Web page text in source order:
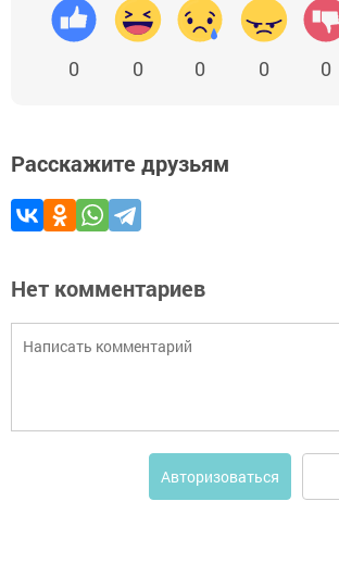
0 0 0 0 0
Расскажите друзьям
Нет комментариев
Авторизоваться